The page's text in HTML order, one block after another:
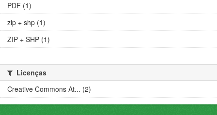
PDF (1)
zip + shp (1)
ZIP + SHP (1)
Licenças
Creative Commons At... (2)